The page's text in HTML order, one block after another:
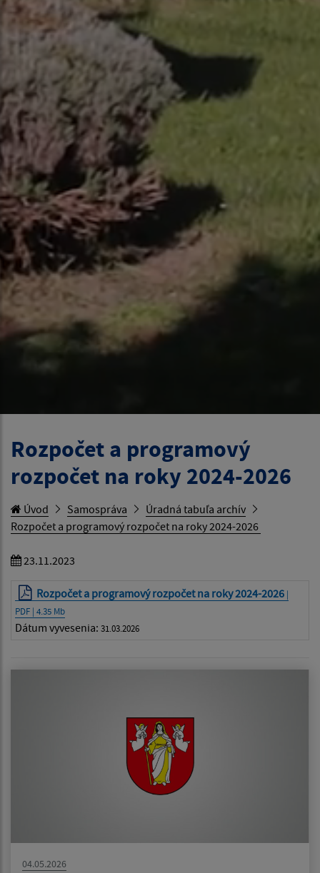
Rozpočet a programový
rozpočet na roky 2024-2026
Úvod Samospráva
Úradná tabuľa archív
Rozpočet a programový rozpočet na roky 2024-2026
23.11.2023
Rozpočet a programový rozpočet na roky 2024-2026 |
PDF | 4.35 Mb
Dátum vyvesenia: 31.03.2026
04.05.2026